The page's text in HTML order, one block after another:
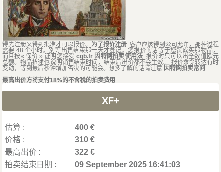
得先注册又得到批准才可以报价。 为了报价注册. 客户应该得到公司允许，那种过程
需要 48 个小时。别等出售结束那一天才登记。您报价的话等于您赞成买那物品，
而且按« 保价 » 证明您接受 cgb.fr 因特网拍卖使用法. 报价时只可以出全数值欧元
总额。物品描述也说明销售结束时间，结束后出价都不会生效。 报价命令转达有时
变动，等到最后秒钟增加否决的可能会。想多了解的话请注意 因特网拍卖常问
最高出价方将支付18%的不含税的拍卖费用
XF+
估算 :
400 €
价格 :
310 €
最高出价 :
322 €
拍卖结束日期 :
09 September 2025 16:41:03